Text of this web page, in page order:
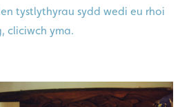
tystlythyrau sydd wedi eu rhoi
cliciwch yma.